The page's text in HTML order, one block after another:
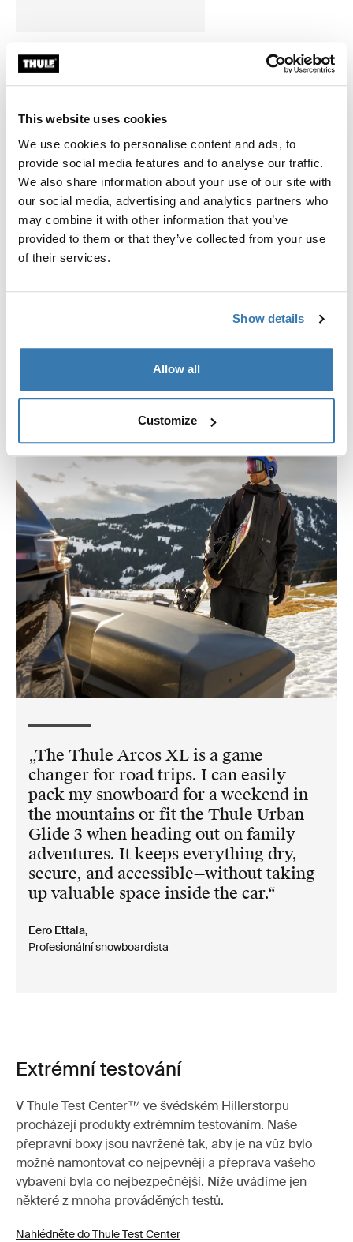
This website uses cookies
We use cookies to personalise content and ads, to
provide social media features and to analyse our traffic.
We also share information about your use of our site with
our social media, advertising and analytics partners who
may combine it with other information that you’ve
provided to them or that they’ve collected from your use
of their services.
Show details
Allow all
Customize
Thule Arcos základní balíček
Thule Arcos box + Thule Arcos
platform
Toggle overview
Popis výrobku
Toggle features
Všechny funkce
Návod
Toggle overview
Recenze
The Thule Arcos XL is a game
changer for road trips. I can easily
pack my snowboard for a weekend in
the mountains or fit the Thule Urban
Glide 3 when heading out on family
adventures. It keeps everything dry,
secure, and accessible—without taking
up valuable space inside the car.
Eero Ettala,
Profesionální snowboardista
Extrémní testování
V Thule Test Center™ ve švédském Hillerstorpu
procházejí produkty extrémním testováním. Naše
přepravní boxy jsou navržené tak, aby je na vůz bylo
možné namontovat co nejpevněji a přeprava vašeho
vybavení byla co nejbezpečnější. Níže uvádíme jen
některé z mnoha prováděných testů.
Nahlédněte do Thule Test Center